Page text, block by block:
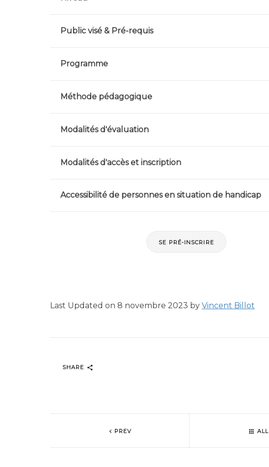
Public visé & Pré-requis
Programme
Méthode pédagogique
Modalités d'évaluation
Modalités d'accès et inscription
Accessibilité de personnes en situation de handicap
SE PRÉ-INSCRIRE
Last Updated on 8 novembre 2023 by Vincent Billot
SHARE
PREV ALL